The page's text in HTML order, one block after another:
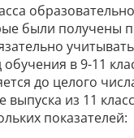
были получены
учитывать
в 9-11
до целого
выпуска из 11
показателей: